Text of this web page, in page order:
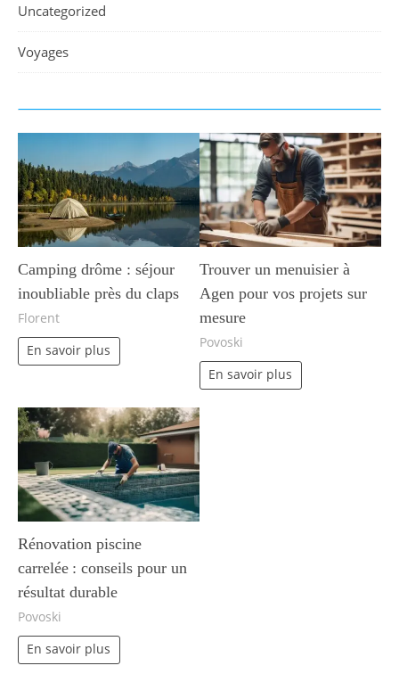
Uncategorized
Voyages
Camping drôme : séjour
inoubliable près du claps
Florent
En savoir plus
Trouver un menuisier à
Agen pour vos projets sur
mesure
Povoski
En savoir plus
Rénovation piscine
carrelée : conseils pour un
résultat durable
Povoski
En savoir plus